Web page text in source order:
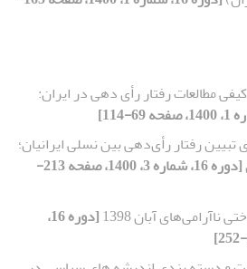
مطالعات رفتار رأی دهی در ایران:
تبیین رفتار رأی‌دهی بین نسلی ایرانیان؛
[دوره 16، شماره 3، 1400، صفحه 213-
آبان 1398
[دوره 16،